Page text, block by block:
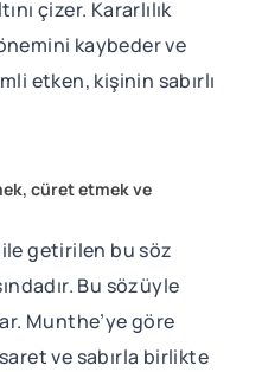
çizer. Kararlılık
kaybeder ve
etken, kişinin sabırlı
cüret etmek ve
getirilen bu söz
Bu sözüyle
Munthe’ye göre
ve sabırla birlikte